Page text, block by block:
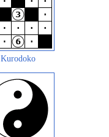
Kurodoko